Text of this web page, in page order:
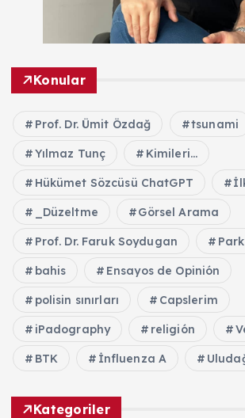
Konular
Prof. Dr. Ümit Özdağ tsunami
Yılmaz Tunç Kimileri...
Hükümet Sözcüsü ChatGPT
_Düzeltme Görsel Arama
Prof. Dr. Faruk Soydugan
bahis Ensayos de Opinión
polisin sınırları Capslerim
iPadography religión
BTK İnfluenza A
Kategoriler